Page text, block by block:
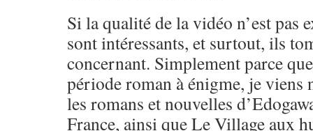
Si la qualité de la vidéo n’est pas
sont intéressants, et surtout, ils
concernant. Simplement parce
période roman à énigme, je viens
les romans et nouvelles
France, ainsi que Le Village aux